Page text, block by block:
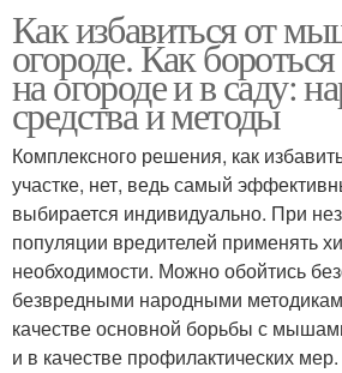
Как избавиться от
огороде. Как
на огороде и в саду:
средства и методы
Комплексного решения, как
участке, нет, ведь самый
выбирается индивидуально. При
популяции вредителей применять
необходимости. Можно обойтись
безвредными народными
качестве основной борьбы с
и в качестве профилактических мер.